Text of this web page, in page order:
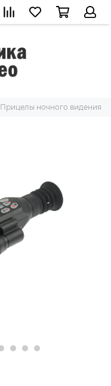
Прицелы ночного видения